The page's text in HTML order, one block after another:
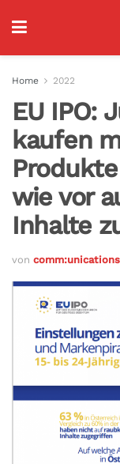
Home 2022
EU IPO:
kaufen
wie vor
Inhalte
von comm:unications